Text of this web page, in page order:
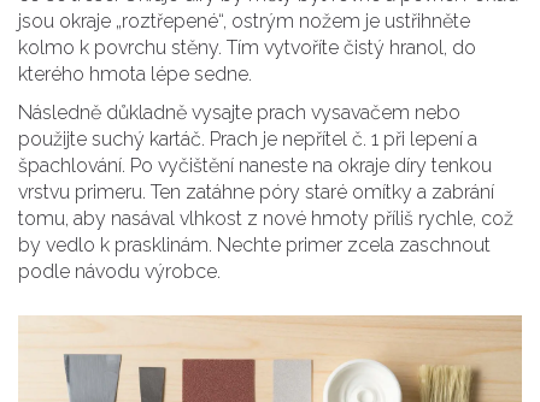
jsou okraje „roztřepené“, ostrým nožem je ustřihněte
kolmo k povrchu stěny. Tím vytvoříte čistý hranol, do
kterého hmota lépe sedne.
Následně důkladně vysajte prach vysavačem nebo
použijte suchý kartáč. Prach je nepřítel č. 1 při lepení a
špachlování. Po vyčištění naneste na okraje díry tenkou
vrstvu primeru. Ten zatáhne póry staré omítky a zabrání
tomu, aby nasával vlhkost z nové hmoty příliš rychle, což
by vedlo k prasklinám. Nechte primer zcela zaschnout
podle návodu výrobce.